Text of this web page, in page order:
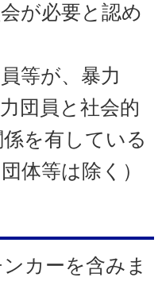
が必要と認め
等が、暴力
団員と社会的
を有している
体等は除く）
カーを含みま